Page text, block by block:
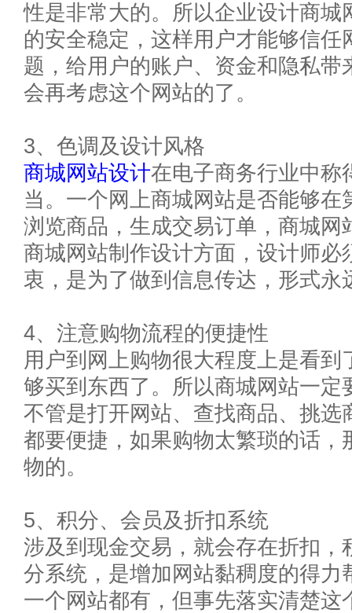
性是非常大的。所以企业设计商
的安全稳定，这样用户才能够信
题，给用户的账户、资金和隐私
会再考虑这个网站的了。
3、色调及设计风格
商城网站设计在电子商务行业中称
当。一个网上商城网站是否能够
浏览商品，生成交易订单，商城
商城网站制作设计方面，设计师
衷，是为了做到信息传达，形式永
4、注意购物流程的便捷性
用户到网上购物很大程度上是看
够买到东西了。所以商城网站一
不管是打开网站、查找商品、挑
都要便捷，如果购物太繁琐的话
物的。
5、积分、会员及折扣系统
涉及到现金交易，就会存在折扣
分系统，是增加网站黏稠度的得
一个网站都有，但事先落实清楚